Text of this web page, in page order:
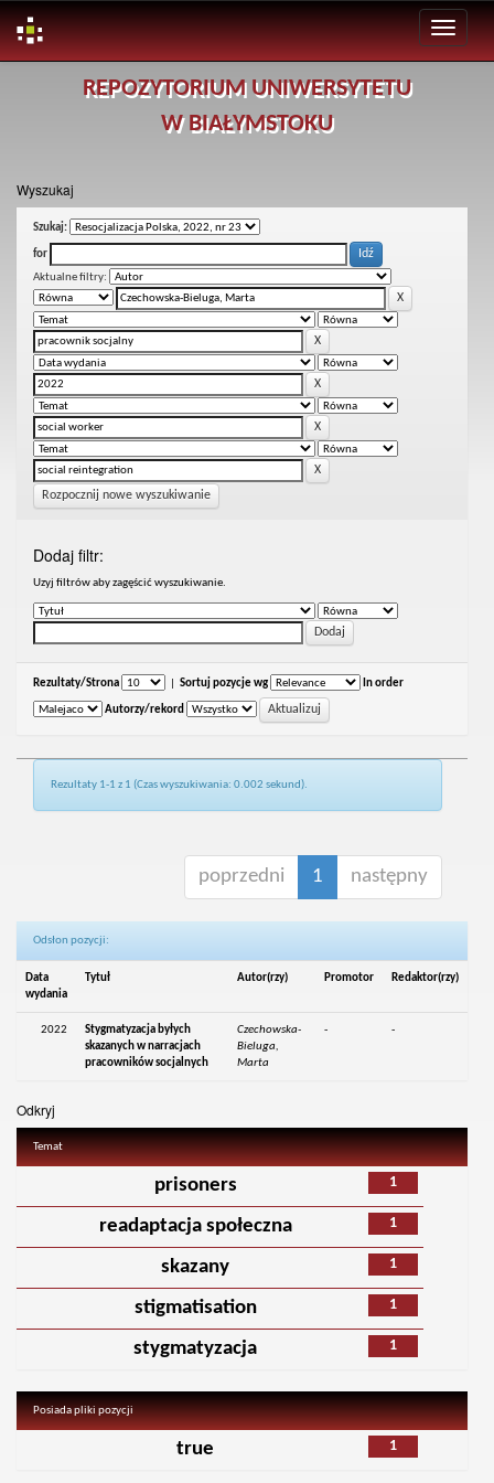
REPOZYTORIUM UNIWERSYTETU
W BIAŁYMSTOKU
Wyszukaj
Szukaj:
for
Aktualne filtry:
Rozpocznij nowe wyszukiwanie
Dodaj filtr:
Uzyj filtrów aby zagęścić wyszukiwanie.
Rezultaty/Strona Sortuj pozycje wg In order
Autorzy/rekord
Rezultaty 1-1 z 1 (Czas wyszukiwania: 0.002 sekund).
poprzedni 1 następny
Odsłon pozycji:
Data
wydania
Tytuł Autor(rzy) Promotor Redaktor(rzy)
2022
Stygmatyzacja byłych
skazanych w narracjach
pracowników socjalnych
Czechowska-
Bieluga,
Marta
- -
Odkryj
Temat
1
prisoners
1
readaptacja społeczna
1
skazany
1
stigmatisation
1
stygmatyzacja
Posiada pliki pozycji
1
true